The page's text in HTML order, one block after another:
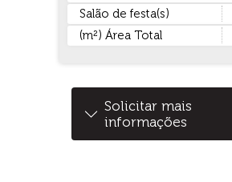
Salão de festa(s)
(m²) Área Total
Solicitar mais
informações